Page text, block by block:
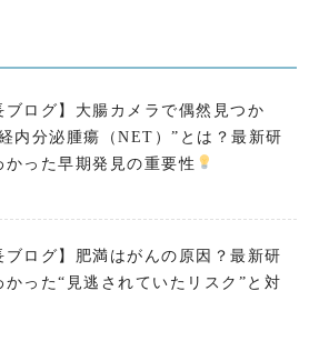
ブログ】大腸カメラで偶然見つか
内分泌腫瘍（NET）”とは？最新研
かった早期発見の重要性
ブログ】肥満はがんの原因？最新研
かった“見逃されていたリスク”と対